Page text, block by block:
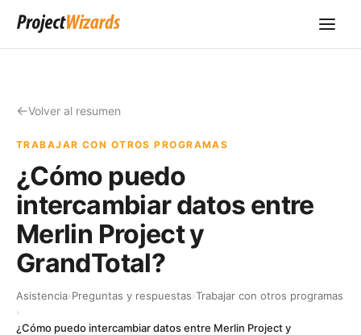
Volver al resumen
TRABAJAR CON OTROS PROGRAMAS
¿Cómo puedo
intercambiar datos entre
Merlin Project y
GrandTotal?
Asistencia›Preguntas y respuestas›Trabajar con otros programas
›
¿Cómo puedo intercambiar datos entre Merlin Project y